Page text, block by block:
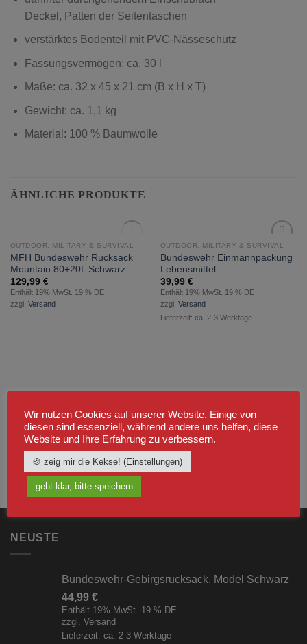
Deckel, Patten der Seitentaschen
verstärktes Bodenteil mit PVC-Nässeschutz
Fassungsvermögen: ca. 30 l
Maße: ca. 32 x 45 x 21 cm (B x H x T)
Gewicht: ca. 1,1 kg
Material: 100 % Baumwolle
ÄHNLICHE PRODUKTE
Wunschliste
hinzufügen
NICHT VORRÄTIG
OUTDOOR, MILITARY & SURVIVAL
MFH Bundeswehr Rucksack
Mountain 80+20L Schwarz
129,99 €
Enthält 19% MwSt. 19 % DE
zzgl. Versand
Wunschliste
OUTDOOR, MILITARY & SURVIVAL
Bundeswehr Einmannpackung
Lebensmittel
39,99 €
Enthält 19% MwSt. 19 % DE
zzgl. Versand
Lieferzeit: ca. 2-3 Werktage
NEUSTE
Bundeswehr-Gebirgsrucksack, Model Schwarz
44,99 €
Enthält 19% MwSt. 19 % DE
zzgl. Versand
Lieferzeit: ca. 2-3 Werktage
Wir nutzen Cookies auf unserer Website. Einige von
diesen sind essenziell, während andere uns helfen, diese
Website und Ihre Erfahrung zu verbessern.
🍪 zeig mir die Kekse! (Einstellungen)
geht klar, bitte speichern